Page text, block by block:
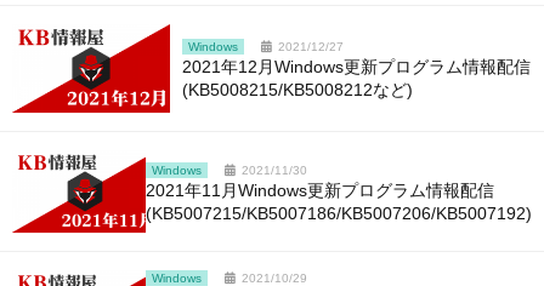
Windows 2021/12/27
2021年12月Windows更新プログラム情報配信
(KB5008215/KB5008212など)
Windows 2021/11/30
2021年11月Windows更新プログラム情報配信
(KB5007215/KB5007186/KB5007206/KB5007192)
Windows 2021/10/29